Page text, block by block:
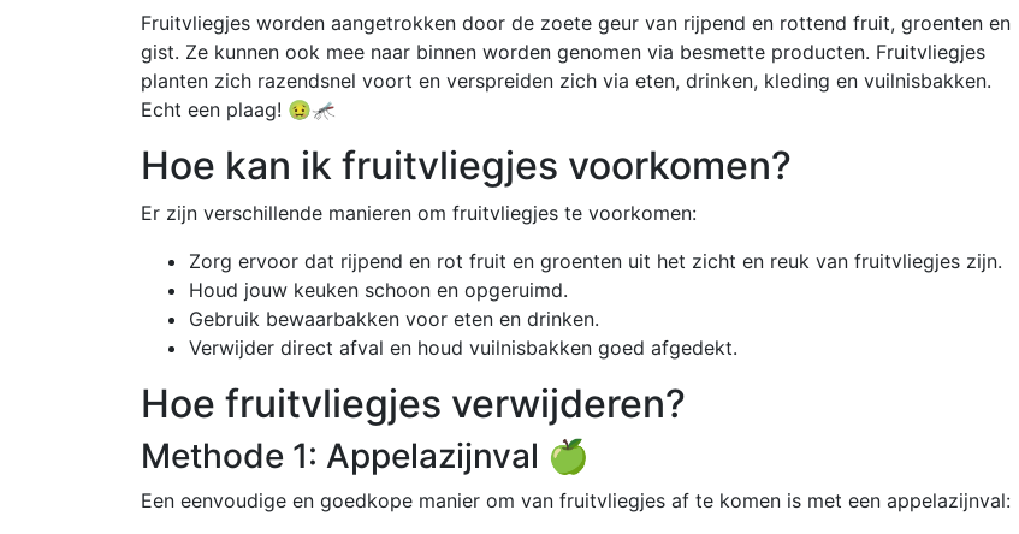
Fruitvliegjes worden aangetrokken door de zoete geur van rijpend en rottend fruit, groenten en
gist. Ze kunnen ook mee naar binnen worden genomen via besmette producten. Fruitvliegjes
planten zich razendsnel voort en verspreiden zich via eten, drinken, kleding en vuilnisbakken.
Echt een plaag! 🤢🦟
Hoe kan ik fruitvliegjes voorkomen?
Er zijn verschillende manieren om fruitvliegjes te voorkomen:
Zorg ervoor dat rijpend en rot fruit en groenten uit het zicht en reuk van fruitvliegjes zijn.
Houd jouw keuken schoon en opgeruimd.
Gebruik bewaarbakken voor eten en drinken.
Verwijder direct afval en houd vuilnisbakken goed afgedekt.
Hoe fruitvliegjes verwijderen?
Methode 1: Appelazijnval 🍏
Een eenvoudige en goedkope manier om van fruitvliegjes af te komen is met een appelazijnval: